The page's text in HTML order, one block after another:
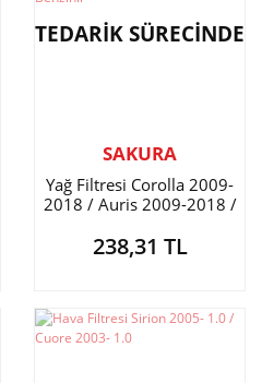
TEDARİK SÜRECİNDE
SAKURA
Yağ Filtresi Corolla 2009-
2018 / Auris 2009-2018 /
/ Sirion / Materia Benzinli
238,31 TL